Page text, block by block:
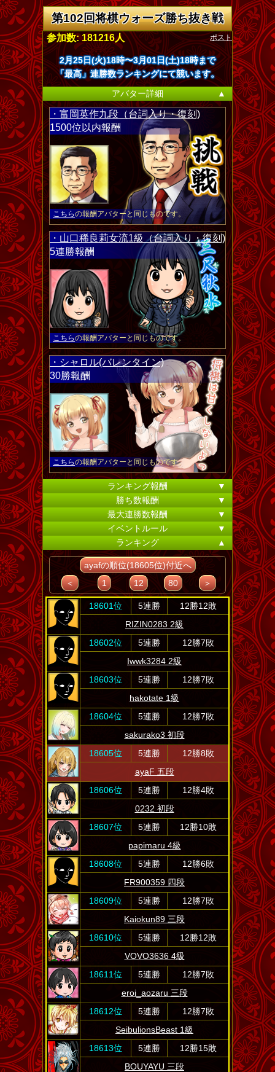
第102回将棋ウォーズ勝ち抜き戦
ポスト
参加数: 181216人
2月25日(火)18時〜3月01日(土)18時まで
「最高」連勝数ランキングにて競います。
アバター詳細
▲
・富岡英作九段（台詞入り・復刻)
1500位以内報酬
こちらの報酬アバターと同じものです。
・山口稀良莉女流1級（台詞入り・復刻)
5連勝報酬
こちらの報酬アバターと同じものです。
・シャロル(バレンタイン)
30勝報酬
こちらの報酬アバターと同じものです。
ランキング報酬
▼
勝ち数報酬
▼
最大連勝数報酬
▼
イベントルール
▼
ランキング
▲
ayafの順位(18605位)付近へ
＜
1 12 80 ＞
18601位 5連勝
12勝12敗
RIZIN0283 2級
18602位
5連勝
12勝7敗
Iwwk3284 2級
18603位
5連勝
12勝7敗
hakotate 1級
18604位
5連勝
12勝7敗
sakurako3 初段
18605位
5連勝
12勝8敗
ayaF 五段
18606位
5連勝
12勝4敗
0232 初段
18607位
5連勝
12勝10敗
papimaru 4級
18608位
5連勝
12勝6敗
FR900359 四段
18609位
5連勝
12勝7敗
Kaiokun89 三段
18610位
5連勝
12勝12敗
VOVO3636 4級
18611位
5連勝
12勝7敗
eroi_aozaru 三段
18612位
5連勝
12勝7敗
SeibulionsBeast 1級
18613位
5連勝
12勝15敗
BOUYAYU 三段